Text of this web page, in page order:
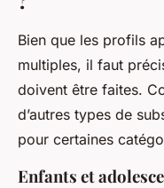
Bien que les profils
multiples, il faut
doivent être faites.
d’autres types de
pour certaines
Enfants et